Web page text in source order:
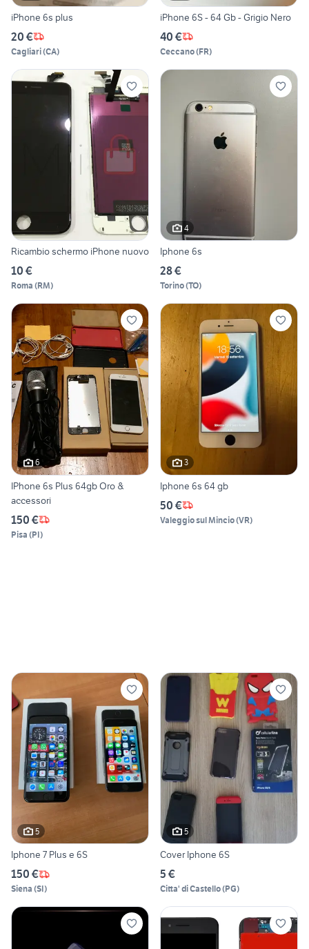
iPhone 6s plus
20 €
Cagliari(CA)
iPhone 6S - 64 Gb - Grigio Nero
40 €
Ceccano(FR)
Ricambio schermo iPhone nuovo
10 €
Roma (RM)
4
Iphone 6s
28 €
Torino(TO)
6
IPhone 6s Plus 64gb Oro &
accessori
150 €
Pisa (PI)
3
Iphone 6s 64 gb
50 €
Valeggio sul Mincio(VR)
5
Iphone 7 Plus e 6S
150 €
Siena (SI)
5
Cover Iphone 6S
5 €
Citta' di Castello(PG)